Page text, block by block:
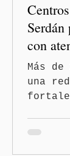
Serdán
con
Más
una